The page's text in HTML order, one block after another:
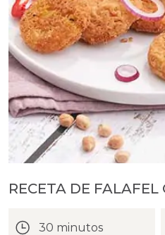
RECETA DE FALAFEL
30 minutos